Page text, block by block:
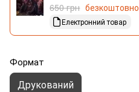
650 грн безкоштовно
Електронний товар
Формат
Друкований